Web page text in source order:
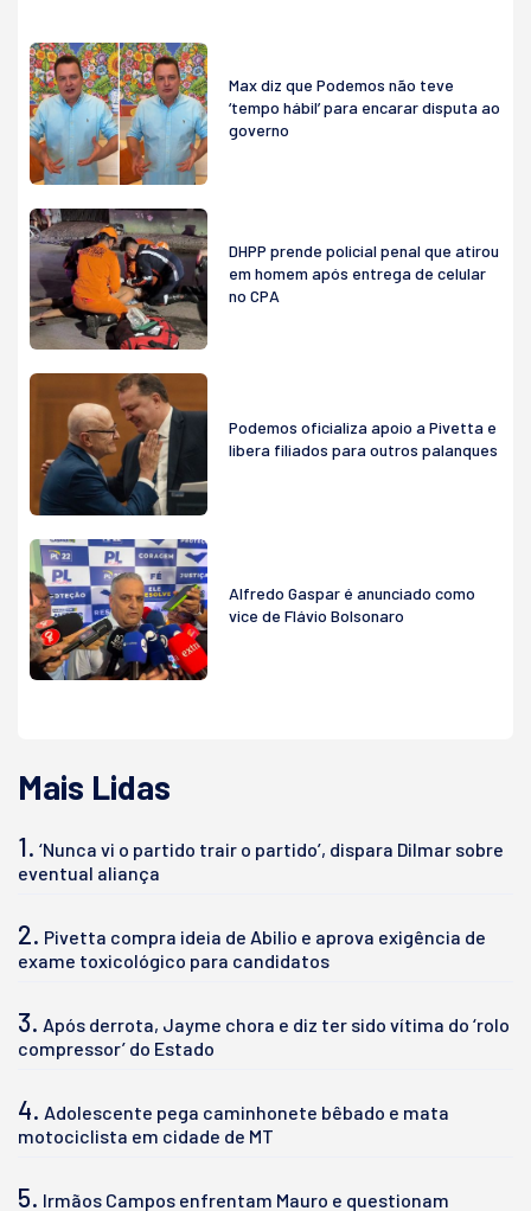
Max diz que Podemos não teve
‘tempo hábil’ para encarar disputa ao
governo
DHPP prende policial penal que atirou
em homem após entrega de celular
no CPA
Podemos oficializa apoio a Pivetta e
libera filiados para outros palanques
Alfredo Gaspar é anunciado como
vice de Flávio Bolsonaro
Mais Lidas
1. ‘Nunca vi o partido trair o partido’, dispara Dilmar sobre
eventual aliança
2. Pivetta compra ideia de Abilio e aprova exigência de
exame toxicológico para candidatos
3. Após derrota, Jayme chora e diz ter sido vítima do ‘rolo
compressor’ do Estado
4. Adolescente pega caminhonete bêbado e mata
motociclista em cidade de MT
5. Irmãos Campos enfrentam Mauro e questionam